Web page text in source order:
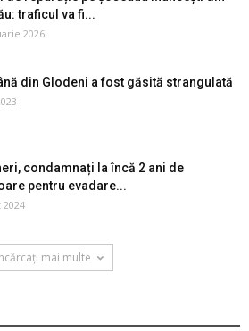
traficul va fi...
2026
din Glodeni a fost găsită strangulată
condamnați la încă 2 ani de
pentru evadare...
2024
mai multe